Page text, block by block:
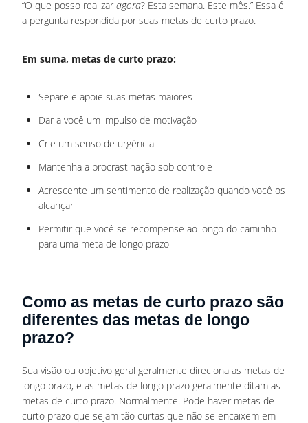
“O que posso realizar agora? Esta semana. Este mês.” Essa é
a pergunta respondida por suas metas de curto prazo.
Em suma, metas de curto prazo:
Separe e apoie suas metas maiores
Dar a você um impulso de motivação
Crie um senso de urgência
Mantenha a procrastinação sob controle
Acrescente um sentimento de realização quando você os
alcançar
Permitir que você se recompense ao longo do caminho
para uma meta de longo prazo
Como as metas de curto prazo são
diferentes das metas de longo
prazo?
Sua visão ou objetivo geral geralmente direciona as metas de
longo prazo, e as metas de longo prazo geralmente ditam as
metas de curto prazo. Normalmente. Pode haver metas de
curto prazo que sejam tão curtas que não se encaixem em